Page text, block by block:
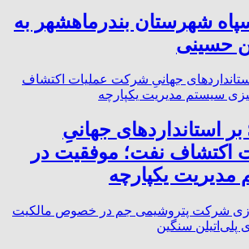
شهرستان بندرماهشهر به
حسینی
مهر تأیید SGS بر استانداردهای جهانیِ
اکتشاف نفت؛ موفقیت در
یکپارچه